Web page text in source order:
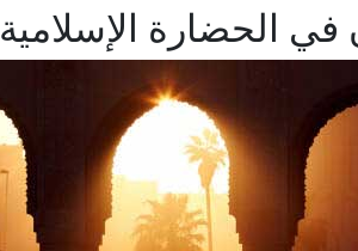
الحضارة الإسلامية